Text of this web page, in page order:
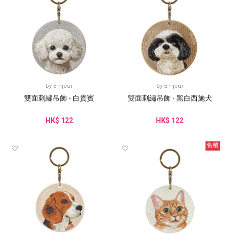
by Emjour
雙面刺繡吊飾 - 白貴賓
HK$ 122
by Emjour
雙面刺繡吊飾 - 黑白西施犬
HK$ 122
售罄